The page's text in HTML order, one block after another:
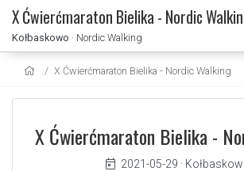
X Ćwierćmaraton Bielika - Nordic
Kołbaskowo · Nordic Walking
X Ćwierćmaraton Bielika - Nordic Walking
X Ćwierćmaraton Bielika -
2021-05-29 ·